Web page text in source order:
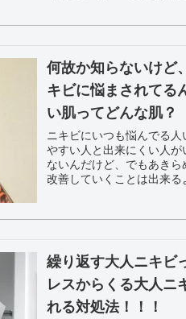
何故か知らないけど
キビに悩まされてる
い肌ってどんな肌？
ニキビにいつも悩んでる
やすい人と出来にくい人
ないんだけど、でもあき
改善していくことは出来る
繰り返す大人ニキビ
レスからくる大人ニ
れる対処法！！！